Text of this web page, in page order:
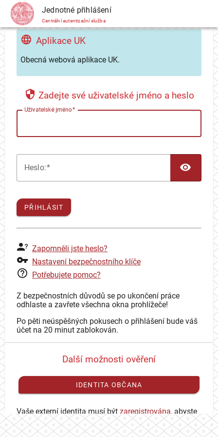
CAS Jednotné přihlášení
Centrální autentizační služba
Aplikace UK
Obecná webová aplikace UK.
Zadejte své uživatelské jméno a heslo
Uživatelské jméno
Heslo:
PŘIHLÁSIT
Zapomněli jste heslo?
Nastavení bezpečnostního klíče
Potřebujete pomoc?
Z bezpečnostních důvodů se po ukončení práce
odhlaste a zavřete všechna okna prohlížeče!
Po pěti neúspěšných pokusech o přihlášení bude váš
účet na 20 minut zablokován.
Další možnosti ověření
IDENTITA OBČANA
Vaše externí identita musí být zaregistrována, abyste
se mohli přihlásit ke svému CAS účtu.